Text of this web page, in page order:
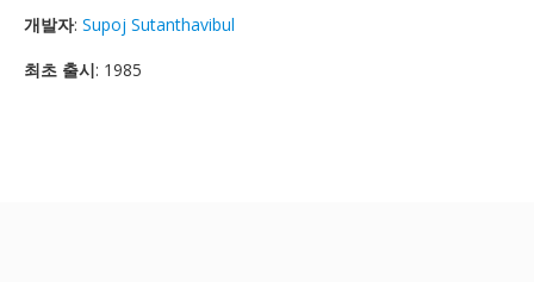
개발자: Supoj Sutanthavibul
최초 출시: 1985